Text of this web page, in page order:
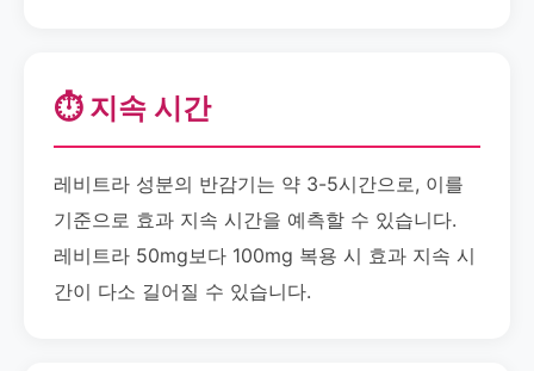
⏱️ 지속 시간
레비트라 성분의 반감기는 약 3-5시간으로, 이를
기준으로 효과 지속 시간을 예측할 수 있습니다.
레비트라 50mg보다 100mg 복용 시 효과 지속 시
간이 다소 길어질 수 있습니다.